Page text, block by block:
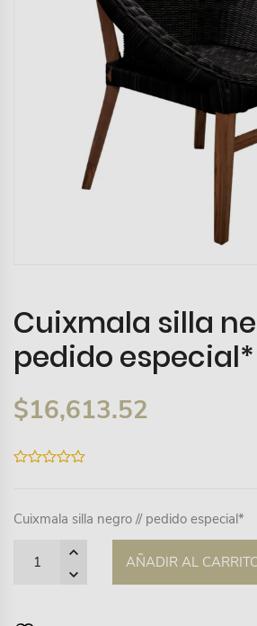
Cuixmala silla
pedido especial*
$16,613.52
5
Cuixmala silla negro // pedido especial*
AÑADIR AL